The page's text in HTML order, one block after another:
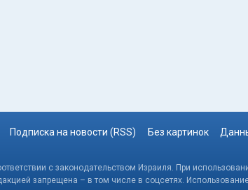
Подписка на новости (RSS) Без картинок
с законодательством Израиля. При
запрещена – в том числе в соцсетях.